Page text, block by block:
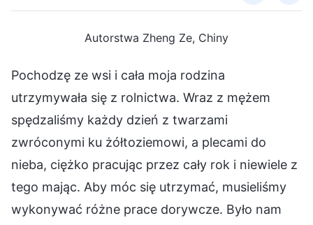
Autorstwa Zheng Ze, Chiny
Pochodzę ze wsi i cała moja rodzina
utrzymywała się z rolnictwa. Wraz z mężem
spędzaliśmy każdy dzień z twarzami
zwróconymi ku żółtoziemowi, a plecami do
nieba, ciężko pracując przez cały rok i niewiele z
tego mając. Aby móc się utrzymać, musieliśmy
wykonywać różne prace dorywcze. Było nam